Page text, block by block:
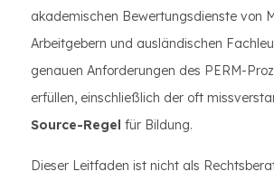
akademischen Bewertungsdienste von
Arbeitgebern und ausländischen
genauen Anforderungen des PERM-
erfüllen, einschließlich der oft
Source-Regel für Bildung.
Dieser Leitfaden ist nicht als